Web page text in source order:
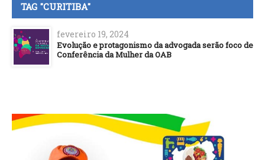
TAG "CURITIBA"
fevereiro 19, 2024
Evolução e protagonismo da advogada serão foco de
Conferência da Mulher da OAB